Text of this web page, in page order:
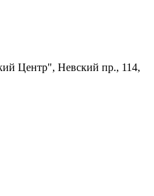
Центр", Невский пр., 114,